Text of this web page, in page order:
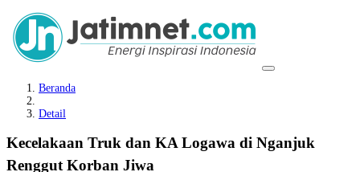
Beranda
Detail
Kecelakaan Truk dan KA Logawa di Nganjuk
Renggut Korban Jiwa